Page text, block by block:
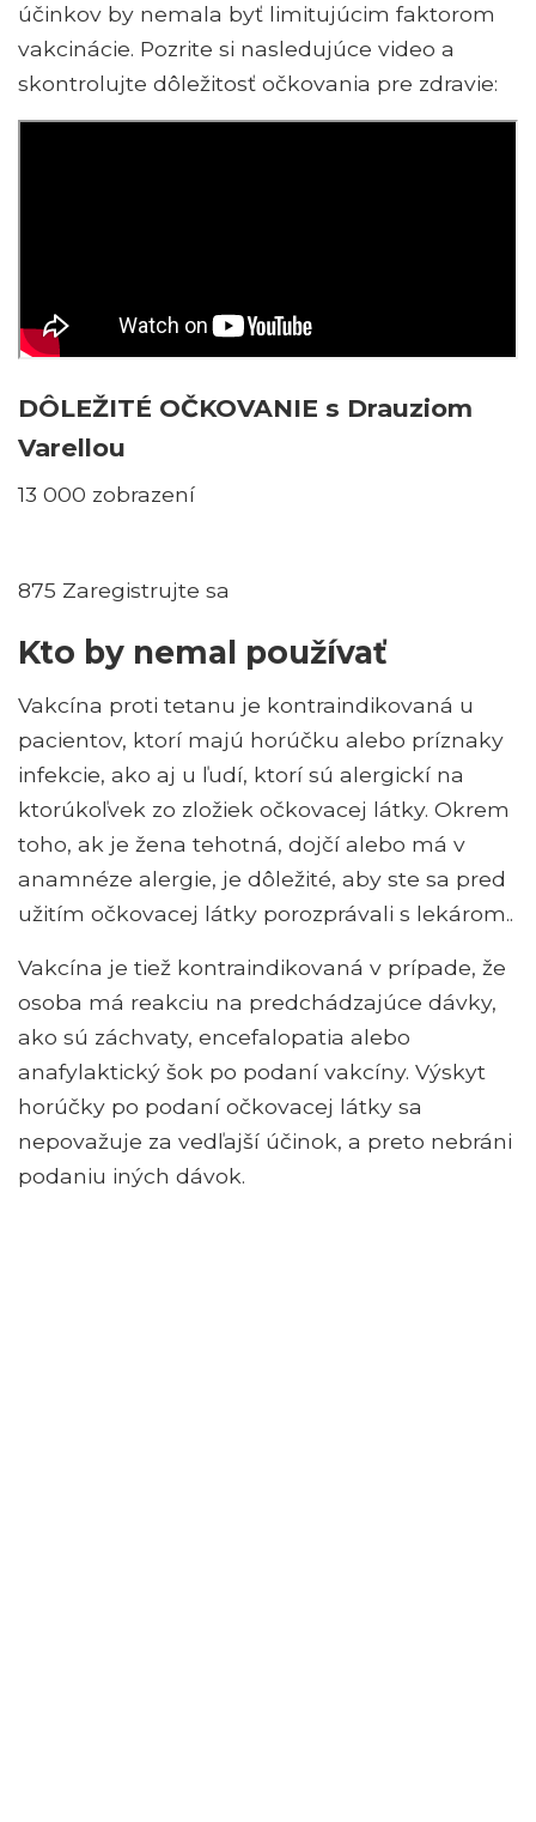
účinkov by nemala byť limitujúcim faktorom
vakcinácie. Pozrite si nasledujúce video a
skontrolujte dôležitosť očkovania pre zdravie:
DÔLEŽITÉ OČKOVANIE s Drauziom
Varellou
13 000 zobrazení
875 Zaregistrujte sa
Kto by nemal používať
Vakcína proti tetanu je kontraindikovaná u
pacientov, ktorí majú horúčku alebo príznaky
infekcie, ako aj u ľudí, ktorí sú alergickí na
ktorúkoľvek zo zložiek očkovacej látky. Okrem
toho, ak je žena tehotná, dojčí alebo má v
anamnéze alergie, je dôležité, aby ste sa pred
užitím očkovacej látky porozprávali s lekárom..
Vakcína je tiež kontraindikovaná v prípade, že
osoba má reakciu na predchádzajúce dávky,
ako sú záchvaty, encefalopatia alebo
anafylaktický šok po podaní vakcíny. Výskyt
horúčky po podaní očkovacej látky sa
nepovažuje za vedľajší účinok, a preto nebráni
podaniu iných dávok.